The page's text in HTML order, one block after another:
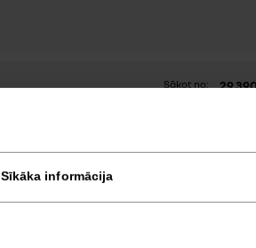
Sīkāka informācija
Sākot no: 29